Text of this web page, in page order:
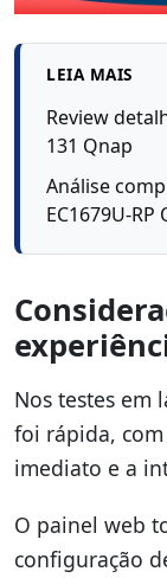
LEIA MAIS
Review
131 Qnap
Análise
EC1679U-RP
Nos testes em
foi rápida,
imediato e a
O painel web
configuração